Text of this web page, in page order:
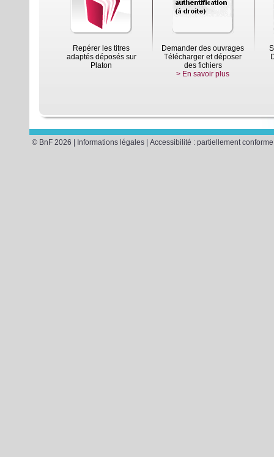
Repérer les titres
adaptés déposés sur
Platon
Demander des ouvrages
Télécharger et déposer
des fichiers
> En savoir plus
© BnF 2026 | Informations légales| Accessibilité : partiellement conforme